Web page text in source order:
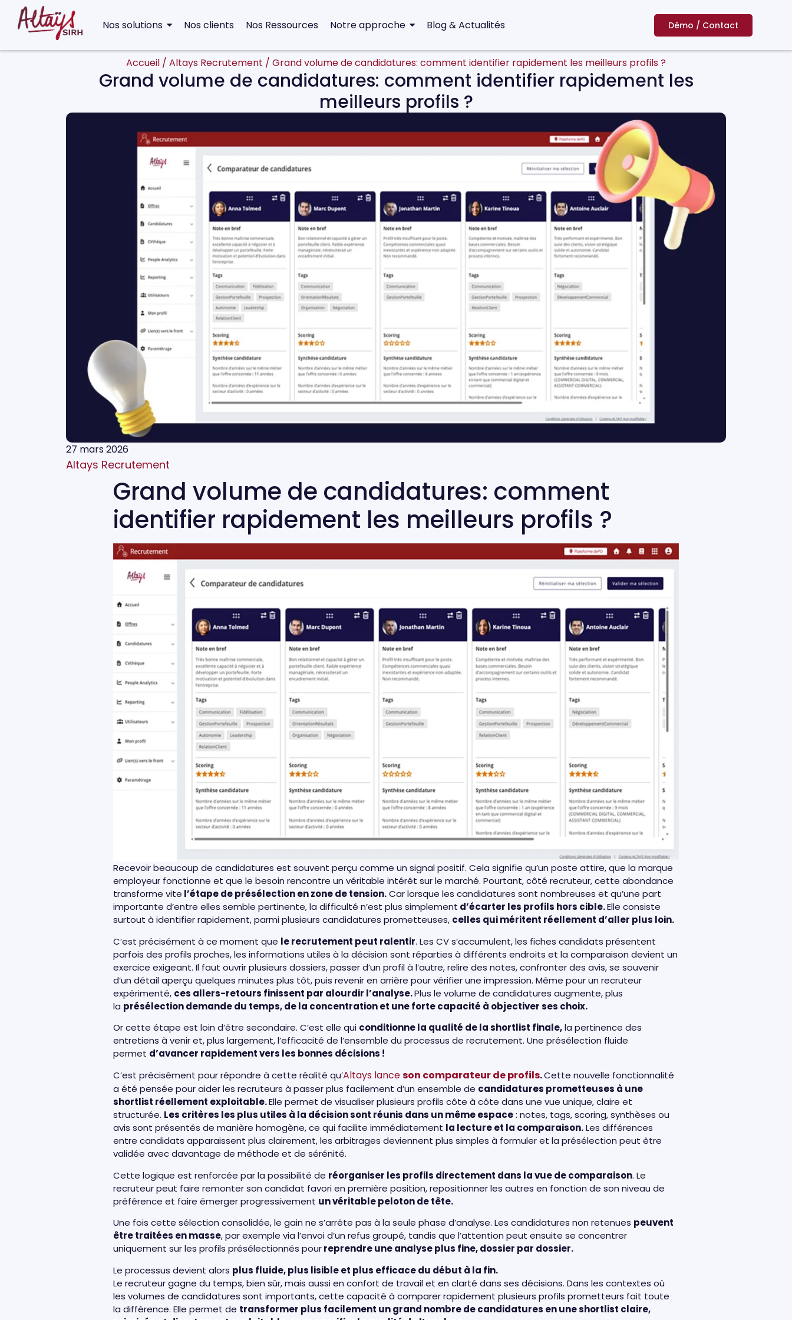
Nos solutions Nos clients Nos Ressources Notre approche Blog & Actualités Démo / Contact
Accueil / Altays Recrutement / Grand volume de candidatures: comment identifier rapidement les meilleurs profils ?
Grand volume de candidatures: comment identifier rapidement les
meilleurs profils ?
27 mars 2026
Altays Recrutement
Grand volume de candidatures: comment
identifier rapidement les meilleurs profils ?
Recevoir beaucoup de candidatures est souvent perçu comme un signal positif. Cela signifie qu’un poste attire, que la marque
employeur fonctionne et que le besoin rencontre un véritable intérêt sur le marché. Pourtant, côté recruteur, cette abondance
transforme vite l’étape de présélection en zone de tension.Car lorsque les candidatures sont nombreuses et qu’une part
importante d’entre elles semble pertinente, la difficulté n’est plus simplement d’écarter les profils hors cible.Elle consiste
surtout à identifier rapidement, parmi plusieurs candidatures prometteuses, celles qui méritent réellement d’aller plus loin.
C’est précisément à ce moment que le recrutement peut ralentir. Les CV s’accumulent, les fiches candidats présentent
parfois des profils proches, les informations utiles à la décision sont réparties à différents endroits et la comparaison devient un
exercice exigeant. Il faut ouvrir plusieurs dossiers, passer d’un profil à l’autre, relire des notes, confronter des avis, se souvenir
d’un détail aperçu quelques minutes plus tôt, puis revenir en arrière pour vérifier une impression. Même pour un recruteur
expérimenté, ces allers-retours finissent par alourdir l’analyse.Plus le volume de candidatures augmente, plus
la présélection demande du temps, de la concentration et une forte capacité à objectiver ses choix.
Or cette étape est loin d’être secondaire. C’est elle qui conditionne la qualité de la shortlist finale,la pertinence des
entretiens à venir et, plus largement, l’efficacité de l’ensemble du processus de recrutement. Une présélection fluide
permet d’avancer rapidement vers les bonnes décisions !
C’est précisément pour répondre à cette réalité qu’Altays lanceson comparateur de profils.Cette nouvelle fonctionnalité
a été pensée pour aider les recruteurs à passer plus facilement d’un ensemble de candidatures prometteuses à une
shortlist réellement exploitable.Elle permet de visualiser plusieurs profils côte à côte dans une vue unique, claire et
structurée. Les critères les plus utiles à la décision sont réunis dans un même espace: notes, tags, scoring, synthèses ou
avis sont présentés de manière homogène, ce qui facilite immédiatement la lecture et la comparaison.Les différences
entre candidats apparaissent plus clairement, les arbitrages deviennent plus simples à formuler et la présélection peut être
validée avec davantage de méthode et de sérénité.
Cette logique est renforcée par la possibilité de réorganiser les profils directement dans la vue de comparaison. Le
recruteur peut faire remonter son candidat favori en première position, repositionner les autres en fonction de son niveau de
préférence et faire émerger progressivement un véritable peloton de tête.
Une fois cette sélection consolidée, le gain ne s’arrête pas à la seule phase d’analyse. Les candidatures non retenues peuvent
être traitées en masse, par exemple via l’envoi d’un refus groupé, tandis que l’attention peut ensuite se concentrer
uniquement sur les profils présélectionnés pourreprendre une analyse plus fine, dossier par dossier.
Le processus devient alors plus fluide, plus lisible et plus efficace du début à la fin.
Le recruteur gagne du temps, bien sûr, mais aussi en confort de travail et en clarté dans ses décisions. Dans les contextes où
les volumes de candidatures sont importants, cette capacité à comparer rapidement plusieurs profils prometteurs fait toute
la différence. Elle permet de transformer plus facilement un grand nombre de candidatures en une shortlist claire,